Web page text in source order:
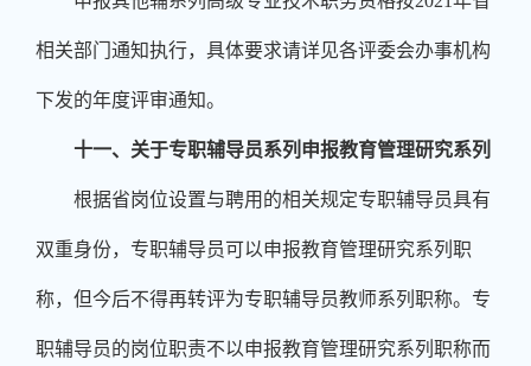
相关部门通知执行，具体要求请详见各评委会办事机构
下发的年度评审通知。
十一、关于专职辅导员系列申报教育管理研究系列
根据省岗位设置与聘用的相关规定专职辅导员具有
双重身份，专职辅导员可以申报教育管理研究系列职
称，但今后不得再转评为专职辅导员教师系列职称。专
职辅导员的岗位职责不以申报教育管理研究系列职称而